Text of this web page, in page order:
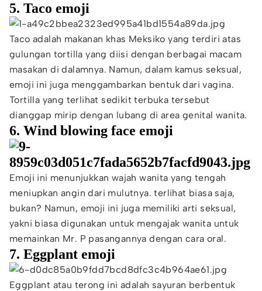
5. Taco emoji
Taco adalah makanan khas Meksiko yang terdiri atas
gulungan tortilla yang diisi dengan berbagai macam
masakan di dalamnya. Namun, dalam kamus seksual,
emoji ini juga menggambarkan bentuk dari vagina.
Tortilla yang terlihat sedikit terbuka tersebut
dianggap mirip dengan lubang di area genital wanita.
6. Wind blowing face emoji
Emoji ini menunjukkan wajah wanita yang tengah
meniupkan angin dari mulutnya. terlihat biasa saja,
bukan? Namun, emoji ini juga memiliki arti seksual,
yakni biasa digunakan untuk mengajak wanita untuk
memainkan Mr. P pasangannya dengan cara oral.
7. Eggplant emoji
Eggplant atau terong ini adalah sayuran berbentuk